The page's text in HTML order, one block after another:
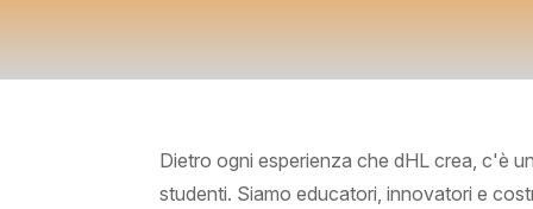
Dietro ogni esperienza che dHL crea, c'è
studenti. Siamo educatori, innovatori e